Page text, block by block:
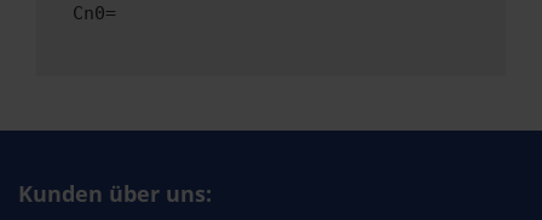
Cn0=
Kunden über uns: